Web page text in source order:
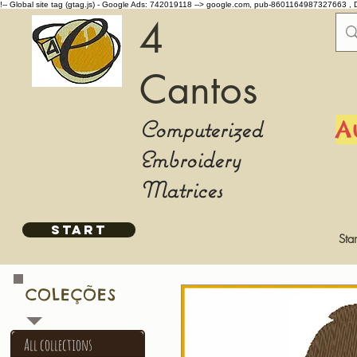
!-- Global site tag (gtag.js) - Google Ads: 742019118 --> google.com, pub-8601164987327663 ,
4
Cantos
Computerized
Embroidery
Matrices
START
All collections
COLEÇÕES